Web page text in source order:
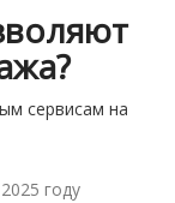
сервисам на
году